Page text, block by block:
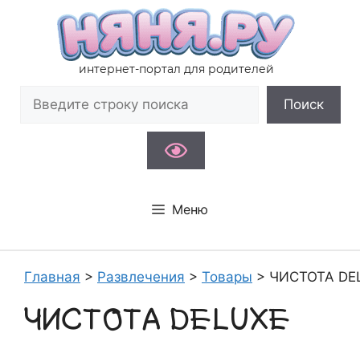
содержимому
интернет-портал для родителей
Поиск
Меню
Главная > Развлечения > Товары > ЧИСТОТА
ЧИСТОТА DELUXE